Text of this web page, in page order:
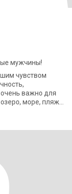
мужчины!
очень важно для
море, пляж.